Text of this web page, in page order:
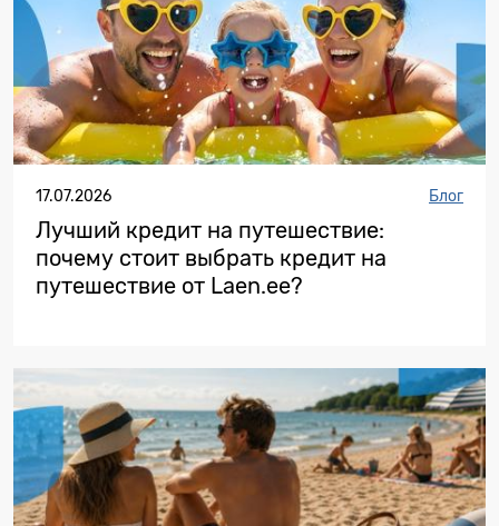
17.07.2026 Блог
Лучший кредит на путешествие:
почему стоит выбрать кредит на
путешествие от Laen.ee?